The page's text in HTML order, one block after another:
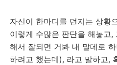
자신이 한마디를 던지는 상황
이렇게 수많은 판단을 해놓고
해서 잘되면 거봐 내 말데로
하려고 했는데), 라고 말하고,